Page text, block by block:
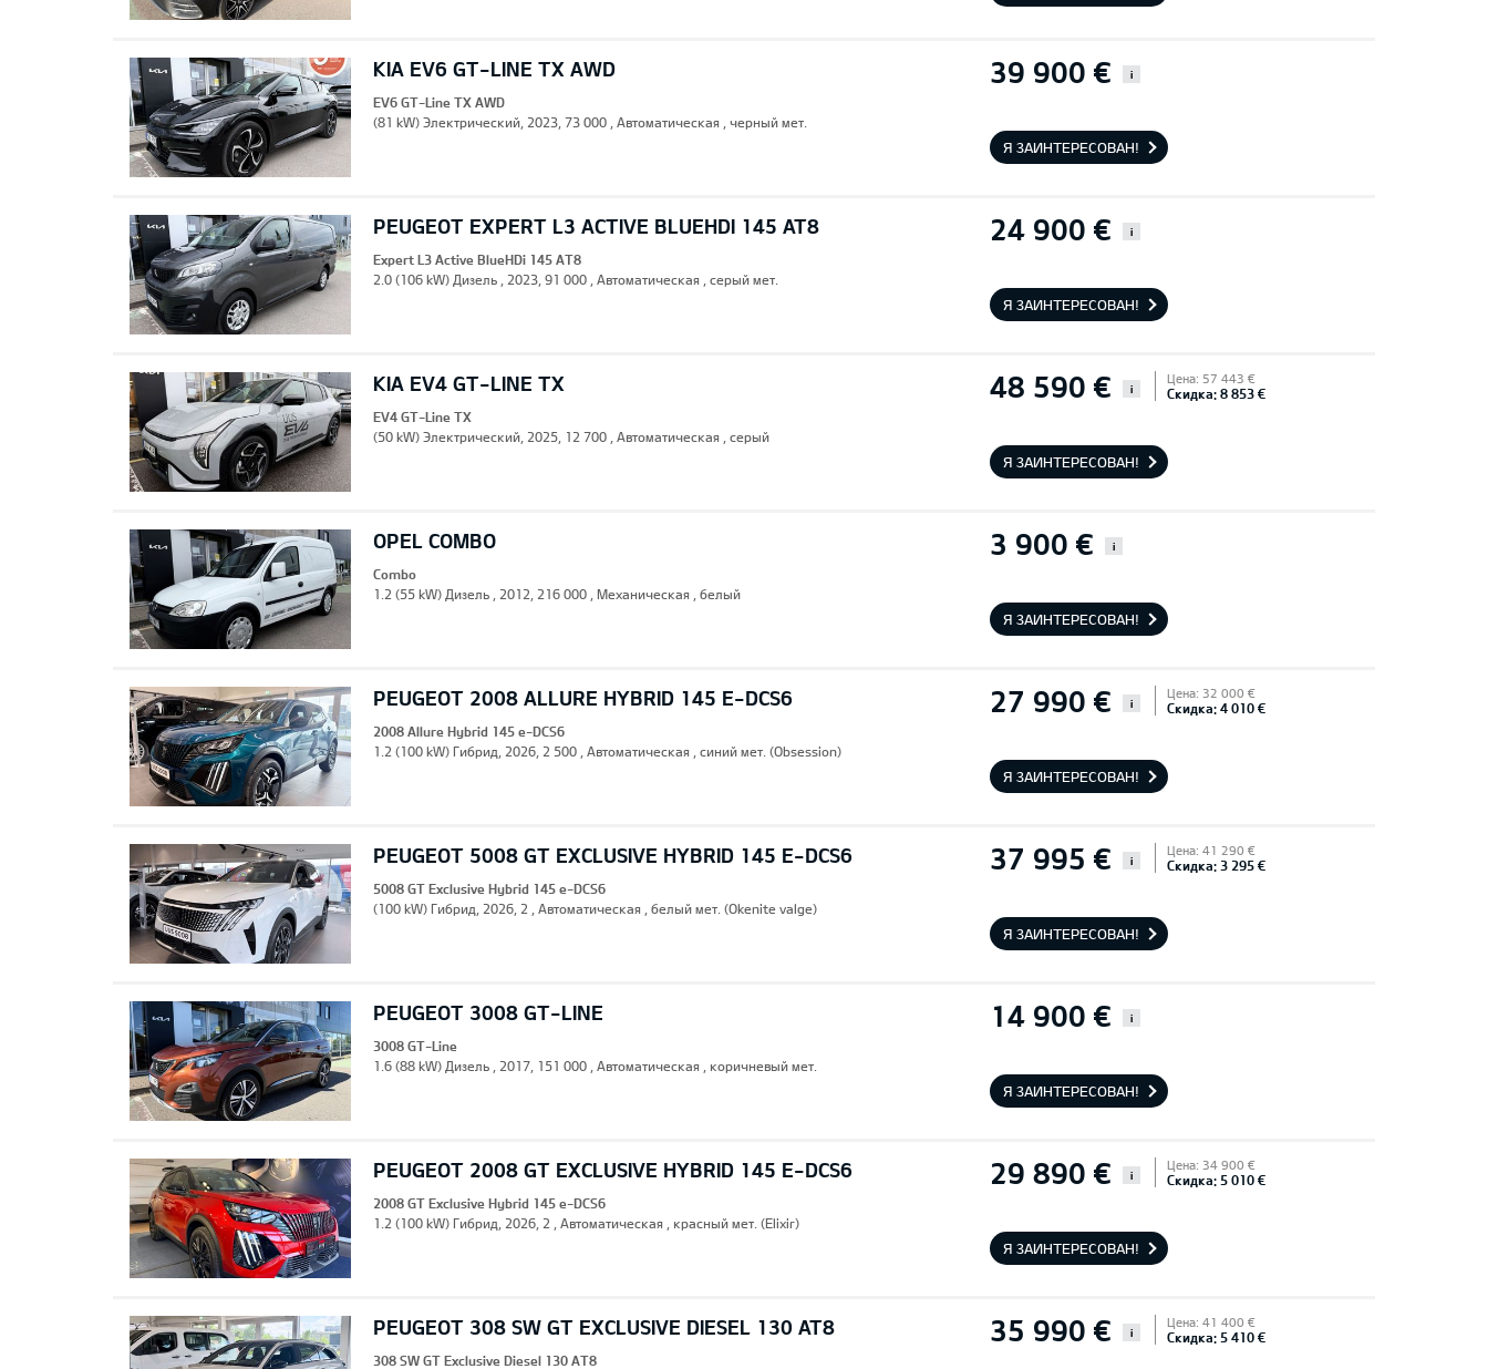
KIA EV6 GT-LINE TX AWD 39 900 € i
EV6 GT-Line TX AWD
(81 kW) Электрический, 2023, 73 000 , Автоматическая , черный мет.
Я ЗАИНТЕРЕСОВАН!
PEUGEOT EXPERT L3 ACTIVE BLUEHDI 145 AT8 24 900 € i
Expert L3 Active BlueHDi 145 AT8
2.0 (106 kW) Дизель , 2023, 91 000 , Автоматическая , серый мет.
Я ЗАИНТЕРЕСОВАН!
KIA EV4 GT-LINE TX 48 590 € i
Цена: 57 443 €
Скидка: 8 853 €
EV4 GT-Line TX
(50 kW) Электрический, 2025, 12 700 , Автоматическая , серый
Я ЗАИНТЕРЕСОВАН!
OPEL COMBO 3 900 € i
Combo
1.2 (55 kW) Дизель , 2012, 216 000 , Механическая , белый
Я ЗАИНТЕРЕСОВАН!
PEUGEOT 2008 ALLURE HYBRID 145 E-DCS6 27 990 € i
Цена: 32 000 €
Скидка: 4 010 €
2008 Allure Hybrid 145 e-DCS6
1.2 (100 kW) Гибрид, 2026, 2 500 , Автоматическая , синий мет. (Obsession)
Я ЗАИНТЕРЕСОВАН!
PEUGEOT 5008 GT EXCLUSIVE HYBRID 145 E-DCS6 37 995 € i
Цена: 41 290 €
Скидка: 3 295 €
5008 GT Exclusive Hybrid 145 e-DCS6
(100 kW) Гибрид, 2026, 2 , Автоматическая , белый мет. (Okenite valge)
Я ЗАИНТЕРЕСОВАН!
PEUGEOT 3008 GT-LINE 14 900 € i
3008 GT-Line
1.6 (88 kW) Дизель , 2017, 151 000 , Автоматическая , коричневый мет.
Я ЗАИНТЕРЕСОВАН!
PEUGEOT 2008 GT EXCLUSIVE HYBRID 145 E-DCS6 29 890 € i
Цена: 34 900 €
Скидка: 5 010 €
2008 GT Exclusive Hybrid 145 e-DCS6
1.2 (100 kW) Гибрид, 2026, 2 , Автоматическая , красный мет. (Elixir)
Я ЗАИНТЕРЕСОВАН!
PEUGEOT 308 SW GT EXCLUSIVE DIESEL 130 AT8 35 990 € i
Цена: 41 400 €
Скидка: 5 410 €
308 SW GT Exclusive Diesel 130 AT8